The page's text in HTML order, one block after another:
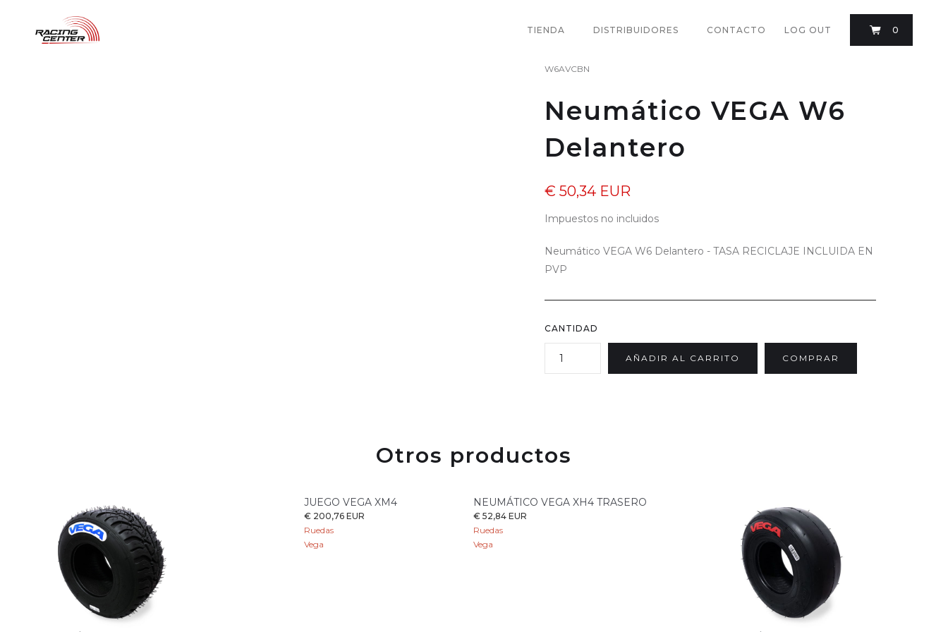
TIENDA DISTRIBUIDORES CONTACTO LOG OUT 0
W6AVCBN
Neumático VEGA W6
Delantero
€ 50,34 EUR
Impuestos no incluidos
Neumático VEGA W6 Delantero - TASA RECICLAJE INCLUIDA EN
PVP
CANTIDAD
COMPRAR
Otros productos
JUEGO VEGA XM4
€ 200,76 EUR
Ruedas
Vega
NEUMÁTICO VEGA XH4 TRASERO
€ 52,84 EUR
Ruedas
Vega